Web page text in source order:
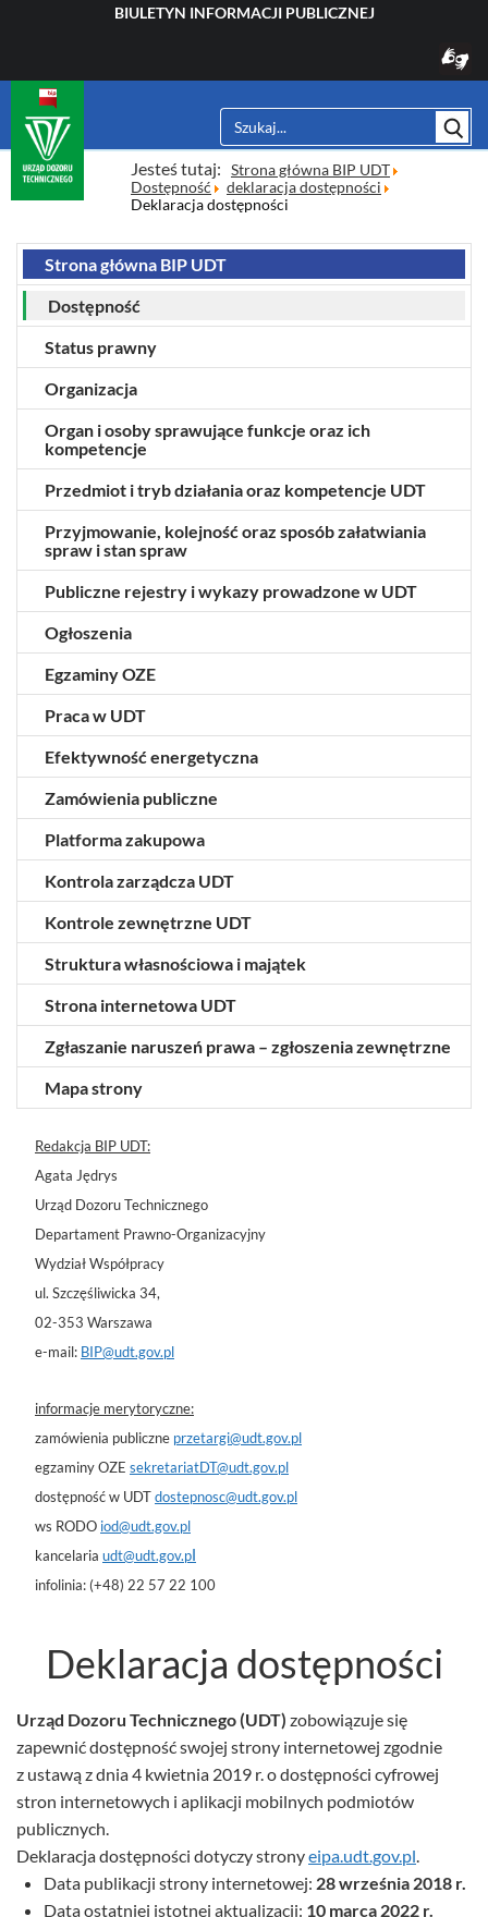
BIULETYN INFORMACJI PUBLICZNEJ
Jesteś tutaj: Strona główna BIP UDT
Dostępność
deklaracja dostępności
Deklaracja dostępności
Strona główna BIP UDT
Dostępność
Status prawny
Organizacja
Organ i osoby sprawujące funkcje oraz ich
kompetencje
Przedmiot i tryb działania oraz kompetencje UDT
Przyjmowanie, kolejność oraz sposób załatwiania
spraw i stan spraw
Publiczne rejestry i wykazy prowadzone w UDT
Ogłoszenia
Egzaminy OZE
Praca w UDT
Efektywność energetyczna
Zamówienia publiczne
Platforma zakupowa
Kontrola zarządcza UDT
Kontrole zewnętrzne UDT
Struktura własnościowa i majątek
Strona internetowa UDT
Zgłaszanie naruszeń prawa – zgłoszenia zewnętrzne
Mapa strony
Redakcja BIP UDT:
Agata Jędrys
Urząd Dozoru Technicznego
Departament Prawno-Organizacyjny
Wydział Współpracy
ul. Szczęśliwicka 34,
02-353 Warszawa
e-mail: BIP@udt.gov.pl
informacje merytoryczne:
zamówienia publiczne przetargi@udt.gov.pl
egzaminy OZE sekretariatDT@udt.gov.pl
dostępność w UDTdostepnosc@udt.gov.pl
ws RODO iod@udt.gov.pl
kancelaria udt@udt.gov.pl
infolinia: (+48) 22 57 22 100
Deklaracja dostępności
Urząd Dozoru Technicznego (UDT) zobowiązuje się
zapewnić dostępność swojej strony internetowej zgodnie
z ustawą z dnia 4 kwietnia 2019 r. o dostępności cyfrowej
stron internetowych i aplikacji mobilnych podmiotów
publicznych.
Deklaracja dostępności dotyczy stronyeipa.udt.gov.pl.
Data publikacji strony internetowej: 28 września 2018 r.
Data ostatniej istotnej aktualizacji: 10 marca 2022 r.